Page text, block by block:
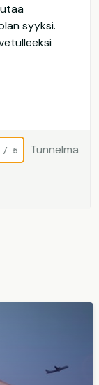
syyksi.
/ 5 Tunnelma